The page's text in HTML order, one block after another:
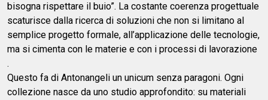
bisogna rispettare il buio”. La costante coerenza progettuale
scaturisce dalla ricerca di soluzioni che non si limitano al
semplice progetto formale, all’applicazione delle tecnologie,
ma si cimenta con le materie e con i processi di lavorazione
.
Questo fa di Antonangeli un unicum senza paragoni. Ogni
collezione nasce da uno studio approfondito: su materiali